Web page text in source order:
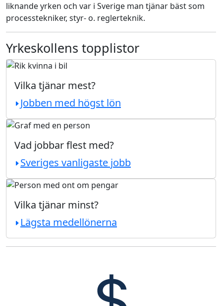
liknande yrken och var i Sverige man tjänar bäst som
processtekniker, styr- o. reglerteknik.
Yrkeskollens topplistor
Vilka tjänar mest?
Jobben med högst lön
Vad jobbar flest med?
Sveriges vanligaste jobb
Vilka tjänar minst?
Lägsta medellönerna